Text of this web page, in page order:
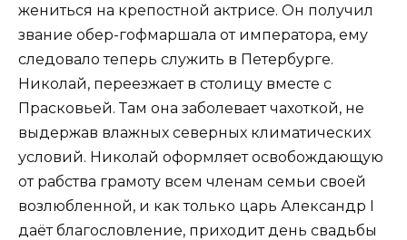
жениться на крепостной актрисе. Он получил
звание обер-гофмаршала от императора, ему
следовало теперь служить в Петербурге.
Николай, переезжает в столицу вместе с
Прасковьей. Там она заболевает чахоткой, не
выдержав влажных северных климатических
условий. Николай оформляет освобождающую
от рабства грамоту всем членам семьи своей
возлюбленной, и как только царь Александр I
даёт благословление, приходит день свадьбы